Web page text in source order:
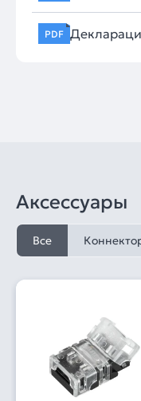
PDF
Аксессуары
Все